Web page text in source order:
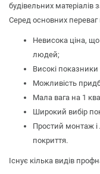
будівельних матеріалів
Серед основних переваг
Невисока ціна, що
людей;
Високі показники
Можливість
Мала вага на 1
Широкий вибір
Простий монтаж і
покриття.
Існує кілька видів